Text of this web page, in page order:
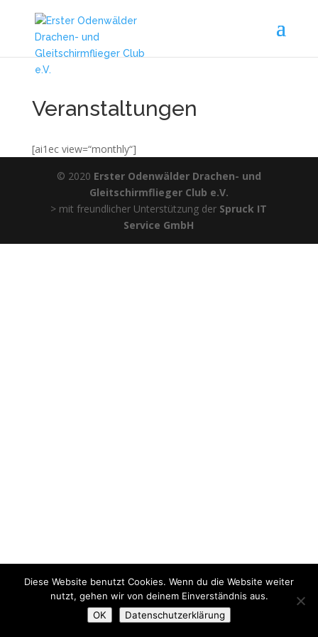
Veranstaltungen
[ai1ec view=“monthly“]
© 2020 Erster Odenwälder Drachen- und
Gleitschirmflieger Club e.V.
> mit freundlicher Unterstützung der Spruck IT
Service GmbH
Diese Website benutzt Cookies. Wenn du die Website weiter
nutzt, gehen wir von deinem Einverständnis aus.
OK
Datenschutzerklärung